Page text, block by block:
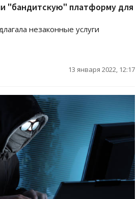
"бандитскую" платформу для
незаконные услуги
13 января 2022, 12:17